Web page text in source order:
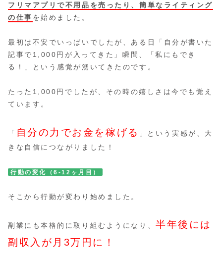
フリマアプリで不用品を売ったり、簡単なライティング
の仕事 を始めました。
最初は不安でいっぱいでしたが、ある日「自分が書いた
記事で1,000円が入ってきた」瞬間、「私にもでき
る！」という感覚が湧いてきたのです。
たった1,000円でしたが、その時の嬉しさは今でも覚え
ています。
「 自分の力でお金を稼げる
」という実感が、大
きな自信につながりました！
行動の変化（6-12ヶ月目）
そこから行動が変わり始めました。
副業にも本格的に取り組むようになり、半年後には
副収入が月3万円に！